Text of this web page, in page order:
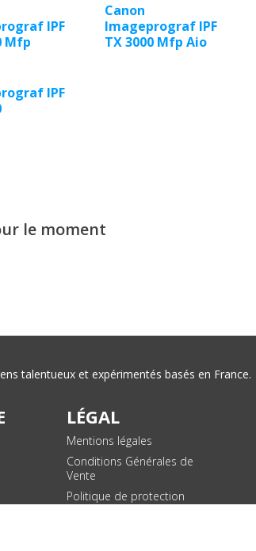
IPF
Mfp
Canon
Imageprograf IPF
TX 3000 Mfp Aio
IPF
le moment
talentueux et expérimentés basés en France.
LÉGAL
Mentions légales
Conditions Générales de
Vente
Politique de protection